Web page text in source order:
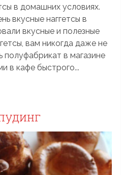
в домашних условиях.
вкусные наггетсы в
вкусные и полезные
вам никогда даже не
полуфабрикат в магазине
в кафе быстрого...